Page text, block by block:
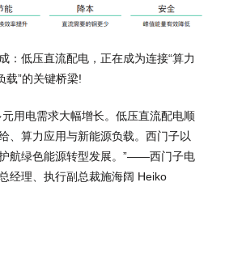
：低压直流配电，正在成为连接“算力
载”的关键桥梁!
用电需求大幅增长。低压直流配电顺
、算力应用与新能源负载。西门子以
航绿色能源转型发展。”——西门子电
经理、执行副总裁施海阔 Heiko